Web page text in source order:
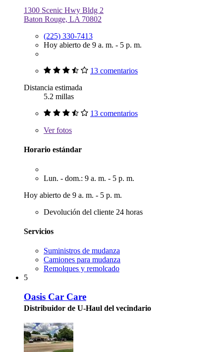
1300 Scenic Hwy Bldg 2
Baton Rouge, LA 70802
(225) 330-7413
Hoy abierto de 9 a. m. - 5 p. m.
13 comentarios
Distancia estimada
5.2 millas
13 comentarios
Verfotos
Horario estándar
Lun. - dom.: 9 a. m. - 5 p. m.
Hoy abierto de 9 a. m. - 5 p. m.
Devolución del cliente 24 horas
Servicios
Suministros de mudanza
Camiones para mudanza
Remolques y remolcado
5
Oasis Car Care
Distribuidor de U-Haul del vecindario